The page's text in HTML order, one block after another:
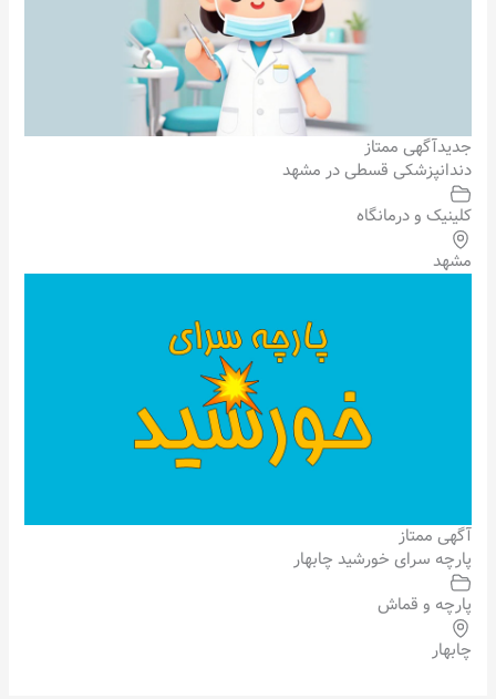
جدیدآگهی ممتاز
دندانپزشکی قسطی در مشهد
کلینیک و درمانگاه
مشهد
آگهی ممتاز
پارچه سرای خورشید چابهار
پارچه و قماش
چابهار